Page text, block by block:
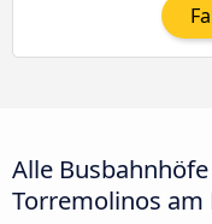
Alle
Torremolinos am